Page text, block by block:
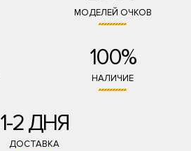
МОДЕЛЕЙ ОЧКОВ
100%
НАЛИЧИЕ
1-2 ДНЯ
ДОСТАВКА